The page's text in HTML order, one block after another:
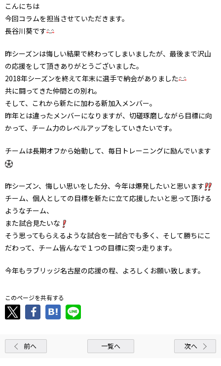
こんにちは
今回コラムを担当させていただきます。
長谷川葵です
昨シーズンは悔しい結果で終わってしまいましたが、最後まで沢山
の応援をして頂きありがとうございました。
2018年シーズンを終えて年末に選手で納会がありました
共に闘ってきた仲間との別れ。
そして、これから新たに加わる新加入メンバー。
昨年とは違ったメンバーになりますが、切磋琢磨しながら目標に向
かって、チーム力のレベルアップをしていきたいです。
チームは長期オフから始動して、毎日トレーニングに励んでいます
昨シーズン、悔しい思いをした分、今年は爆発したいと思います
チーム、個人としての目標を新たに立て応援したいと思って頂ける
ようなチーム、
また試合見たいな
そう思ってもらえるような試合を一試合でも多く、そして勝ちにこ
だわって、チーム皆んなで１つの目標に突っ走ります。
今年もラブリッジ名古屋の応援の程、よろしくお願い致します。
このページを共有する
前へ 一覧へ 次へ